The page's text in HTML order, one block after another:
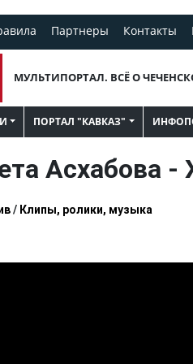
Партнеры Контакты
МУЛЬТИПОРТАЛ. ВСЁ О
ПОРТАЛ "КАВКАЗ"
Асхабова -
/ Клипы, ролики, музыка